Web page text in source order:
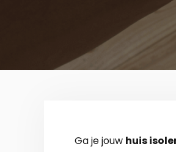
Ga je jouw huis